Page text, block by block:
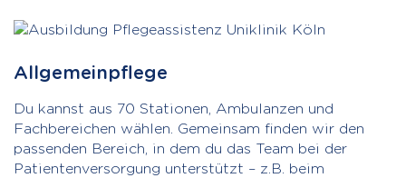
Allgemeinpflege
Du kannst aus 70 Stationen, Ambulanzen und
Fachbereichen wählen. Gemeinsam finden wir den
passenden Bereich, in dem du das Team bei der
Patientenversorgung unterstützt – z.B. beim